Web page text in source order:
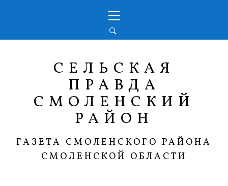
меню
СЕЛЬСКАЯ
ПРАВДА
СМОЛЕНСКИЙ
РАЙОН
ГАЗЕТА СМОЛЕНСКОГО РАЙОНА
СМОЛЕНСКОЙ ОБЛАСТИ